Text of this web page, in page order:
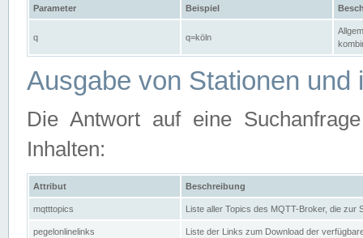
Parameter Beispiel
q q=köln
Ausgabe von Stationen und
Die Antwort auf eine
Inhalten:
Attribut Beschreibung
mqtttopics Liste aller Topics des MQTT-Broker, die zur
pegelonlinelinks Liste der Links zum Download der